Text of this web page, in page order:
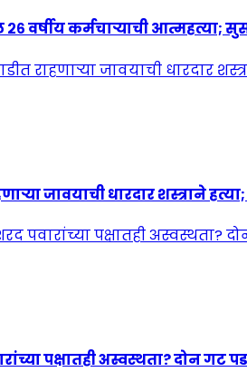
वर्षीय कर्मचाऱ्याची आत्महत्या;
जावयाची धारदार शस्त्राने
पक्षातही अस्वस्थता? दोन गट